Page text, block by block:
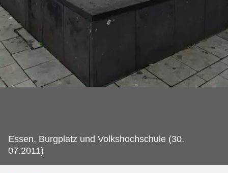
Essen, Burgplatz und Volkshochschule (30.
07.2011)